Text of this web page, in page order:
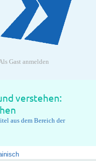
Gast anmelden
verstehen:
aus dem Bereich der